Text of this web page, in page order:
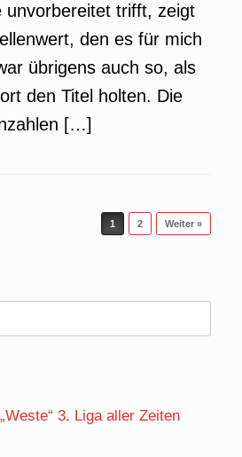
unvorbereitet trifft, zeigt
den es für mich
übrigens auch so, als
den Titel holten. Die
[…]
1 2 Weiter »
3. Liga aller Zeiten